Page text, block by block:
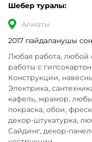
Шебер туралы:
Алматы
2017 пайдаланушы
Любая работа, любой
работы с
Конструкции,
Электрика,
кафель, мрамор,
покраска, обои,
декор-штукатурка,
Сайдинг, декор-